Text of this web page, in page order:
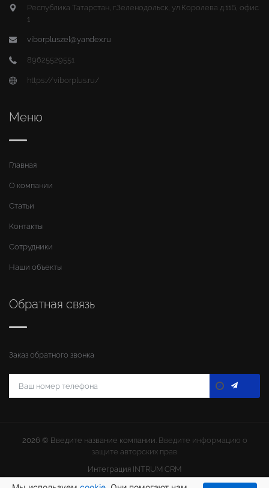
Республика Татарстан, г.Зеленодольск, ул.Королева д.11Б, офис
1
viborpluszel@yandex.ru
89625529551
https://viborplus.ru/
Меню
Главная
О компании
Статьи
Контакты
Сотрудники
Наши объекты
Обратная связь
Заказ обратного звонка
2026 © Введите название компании. Введите информацию о
защите авторских прав
Интеграция INTRUM CRM